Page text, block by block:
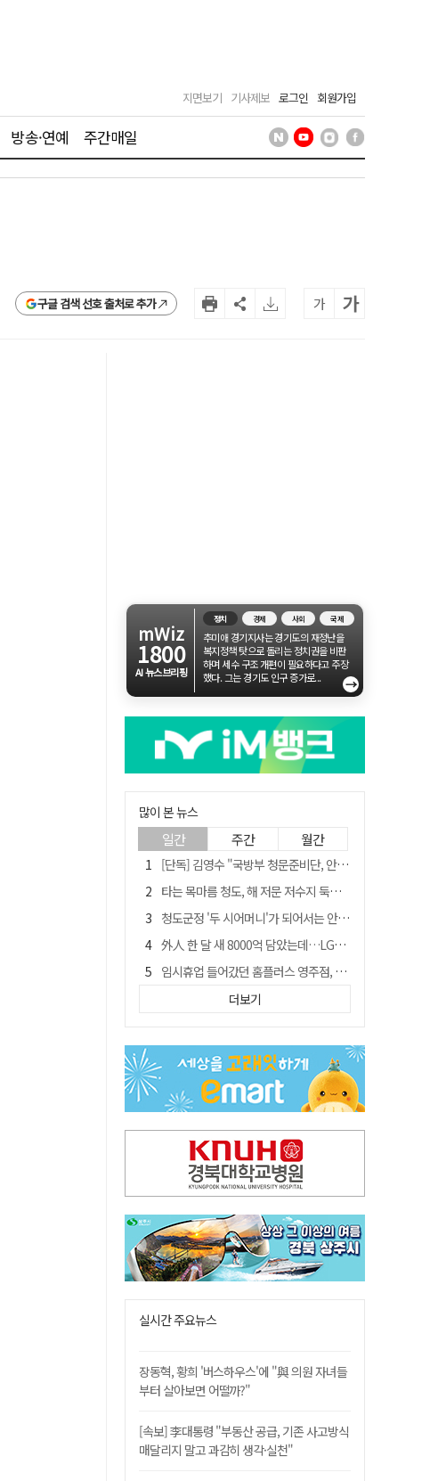
지면보기 기사제보 로그인 회원가입
방송·연예 주간매일
구글 검색 선호 출처로 추가 가 가
mWiz
1800
AI 뉴스브리핑
정치 경제 사회 국제
추미애 경기지사는 경기도의 재정난을
복지정책 탓으로 돌리는 정치권을 비판
하며 세수 구조 개편이 필요하다고 주장
했다. 그는 경기도 인구 증가로...
→
많이 본 뉴스
일간 주간 월간
[단독] 김영수 "국방부 청문준비단, 안규백 탈영 알고있었다"
타는 목마름 청도, 해 저문 저수지 둑에 군수가 서 있었다
청도군정 '두 시어머니'가 되어서는 안된다
外人 한 달 새 8000억 담았는데…LG이노텍 목표주가는 왜 엇갈릴까
임시휴업 들어갔던 홈플러스 영주점, 7일 영업 재개…지하 1층만 운영
신세계사이먼, 대구 아울렛 토지매매 계약 체결… 사업 본궤도
"폐기 버스 개조해 청년주택" 與 황희…'딸 학비는 年 4200만원'
이의준 전 경북도 새마을봉사과장, 제28대 울릉군 부군수 취임
"상법개정해도 주주가 '봉'"…하이닉스 솔리다임 상장설에 술렁[개미와글와글]
더보기
실시간 주요뉴스
장동혁, 황희 '버스하우스'에 "與 의원 자녀들
부터 살아보면 어떨까?"
[속보] 李대통령 "부동산 공급, 기존 사고방식
매달리지 말고 과감히 생각·실천"